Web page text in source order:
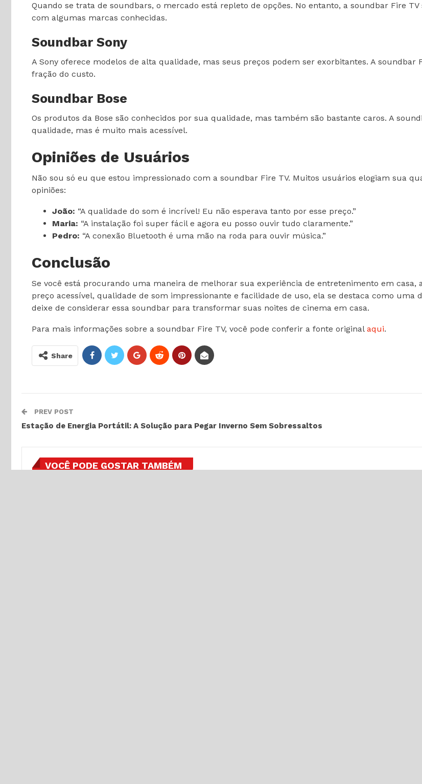
Quando se trata de soundbars, o mercado está repleto de opções. No entanto, a soundbar Fire
com algumas marcas conhecidas.
Soundbar Sony
A Sony oferece modelos de alta qualidade, mas seus preços podem ser exorbitantes. A
fração do custo.
Soundbar Bose
Os produtos da Bose são conhecidos por sua qualidade, mas também são bastante caros. A
qualidade, mas é muito mais acessível.
Opiniões de Usuários
Não sou só eu que estou impressionado com a soundbar Fire TV. Muitos usuários elogiam sua
opiniões:
João: “A qualidade do som é incrível! Eu não esperava tanto por esse preço.”
Maria: “A instalação foi super fácil e agora eu posso ouvir tudo claramente.”
Pedro: “A conexão Bluetooth é uma mão na roda para ouvir música.”
Conclusão
Se você está procurando uma maneira de melhorar sua experiência de entretenimento em
preço acessível, qualidade de som impressionante e facilidade de uso, ela se destaca como
deixe de considerar essa soundbar para transformar suas noites de cinema em casa.
Para mais informações sobre a soundbar Fire TV, você pode conferir a fonte original aqui.
Share
PREV POST
Estação de Energia Portátil: A Solução para Pegar Inverno Sem Sobressaltos
VOCÊ PODE GOSTAR TAMBÉM